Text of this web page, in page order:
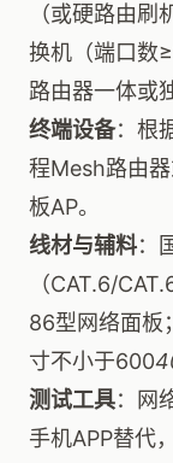
（或硬路由
换机（端口数
路由器一体或
终端设备：根
程Mesh路由
板AP。
线材与辅料：
（CAT.6/
86型网络面板
寸不小于600
测试工具：网
手机APP替代